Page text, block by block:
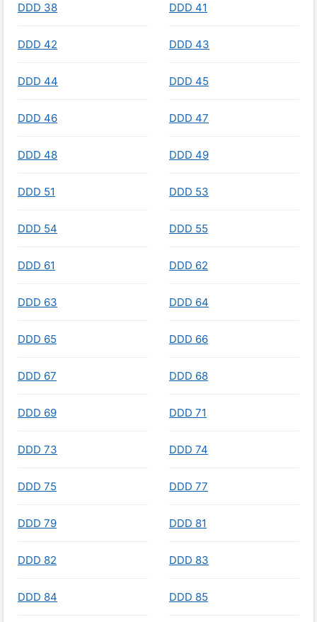
DDD 38 DDD 41
DDD 42 DDD 43
DDD 44 DDD 45
DDD 46 DDD 47
DDD 48 DDD 49
DDD 51 DDD 53
DDD 54 DDD 55
DDD 61 DDD 62
DDD 63 DDD 64
DDD 65 DDD 66
DDD 67 DDD 68
DDD 69 DDD 71
DDD 73 DDD 74
DDD 75 DDD 77
DDD 79 DDD 81
DDD 82 DDD 83
DDD 84 DDD 85